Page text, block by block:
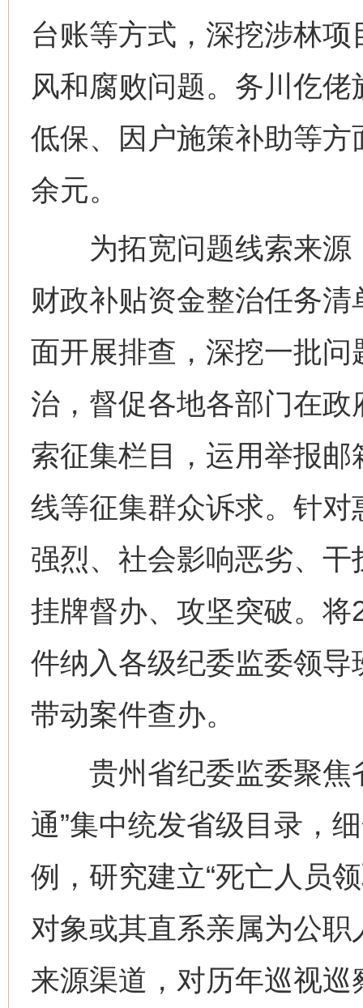
台账等方式，深挖涉林
风和腐败问题。务川仡
低保、因户施策补助等
余元。
为拓宽问题线索来源
财政补贴资金整治任务
面开展排查，深挖一批
治，督促各地各部门在
索征集栏目，运用举报
线等征集群众诉求。针
强烈、社会影响恶劣、
挂牌督办、攻坚突破。
件纳入各级纪委监委领
带动案件查办。
贵州省纪委监委聚焦
通”集中统发省级目录，
例，研究建立“死亡人员
对象或其直系亲属为公
来源渠道，对历年巡视